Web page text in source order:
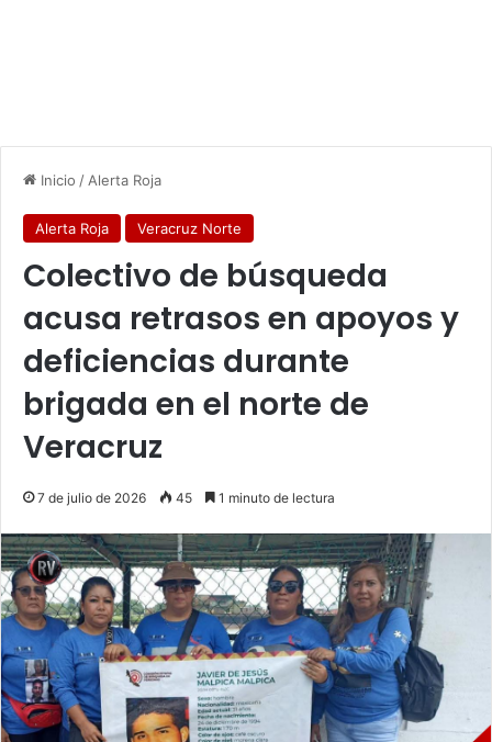
Inicio / Alerta Roja
Alerta Roja Veracruz Norte
Colectivo de búsqueda
acusa retrasos en apoyos y
deficiencias durante
brigada en el norte de
Veracruz
7 de julio de 2026 45 1 minuto de lectura